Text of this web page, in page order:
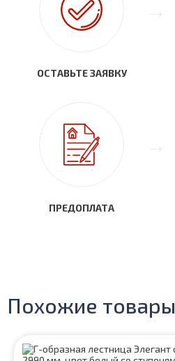
ОСТАВЬТЕ ЗАЯВКУ
ПРЕДОПЛАТА
Похожие товары